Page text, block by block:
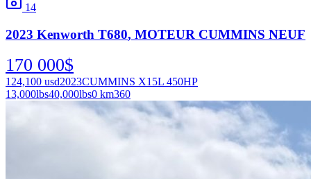
14
2023 Kenworth T680, MOTEUR CUMMINS NEUF
170 000$
124,100 usd2023CUMMINS X15L 450HP
13,000lbs40,000lbs0 km360